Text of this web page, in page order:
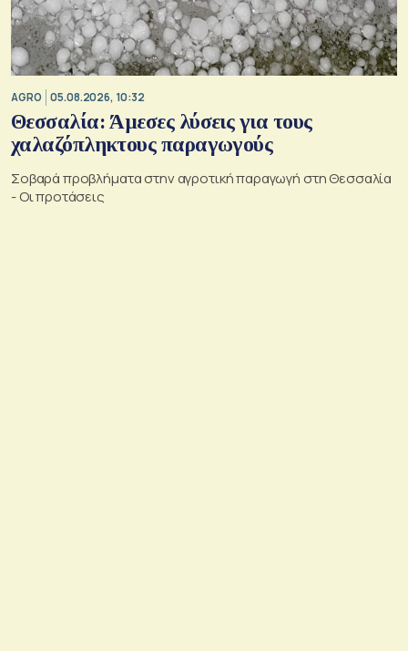
AGRO 05.08.2026, 10:32
Θεσσαλία: Άμεσες λύσεις για τους
χαλαζόπληκτους παραγωγούς
Σοβαρά προβλήματα στην αγροτική παραγωγή στη Θεσσαλία
- Οι προτάσεις